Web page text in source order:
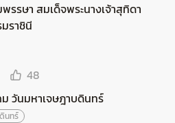
รรษา สมเด็จพระนางเจ้าสุทิดา
ราชินี
48
วันมหาเจษฎาบดินทร์
นทร์